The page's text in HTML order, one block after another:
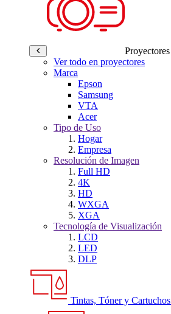
Proyectores
Ver todo en proyectores
Marca
Epson
Samsung
VTA
Acer
Tipo de Uso
Hogar
Empresa
Resolución de Imagen
Full HD
4K
HD
WXGA
XGA
Tecnología de Visualización
LCD
LED
DLP
Tintas, Tóner y Cartuchos